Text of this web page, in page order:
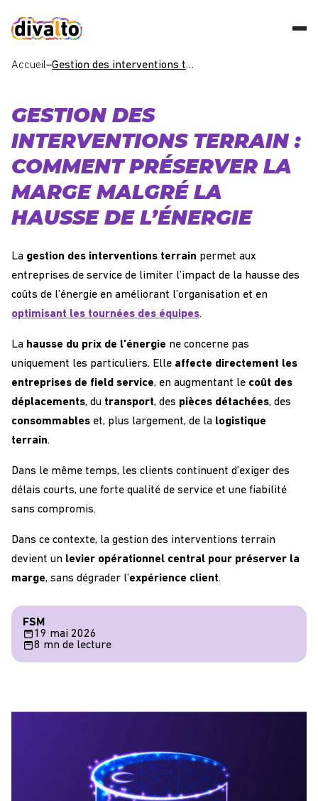
Accueil– Gestion des interventions terrain : comment préserver la marge malgré la hausse de l’énergie
GESTION DES
INTERVENTIONS TERRAIN :
COMMENT PRÉSERVER LA
MARGE MALGRÉ LA
HAUSSE DE L’ÉNERGIE
La gestion des interventions terrain permet aux
entreprises de service de limiter l’impact de la hausse des
coûts de l’énergie en améliorant l’organisation et en
optimisant les tournées des équipes.
La hausse du prix de l’énergie ne concerne pas
uniquement les particuliers. Elle affecte directement les
entreprises de field service, en augmentant le coût des
déplacements, du transport, des pièces détachées, des
consommables et, plus largement, de la logistique
terrain.
Dans le même temps, les clients continuent d’exiger des
délais courts, une forte qualité de service et une fiabilité
sans compromis.
Dans ce contexte, la gestion des interventions terrain
devient un levier opérationnel central pour préserver la
marge, sans dégrader l’expérience client.
FSM
19 mai 2026
8 mn de lecture